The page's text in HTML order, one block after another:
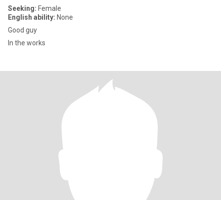
Seeking: Female
English ability: None
Good guy
In the works